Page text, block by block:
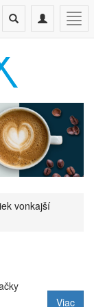
Toggle
navigation
Toggle
search
vonkajší
Viac